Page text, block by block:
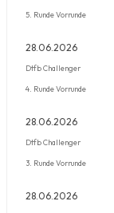
5. Runde Vorrunde
28.06.2026
Dtfb Challenger
4. Runde Vorrunde
28.06.2026
Dtfb Challenger
3. Runde Vorrunde
28.06.2026